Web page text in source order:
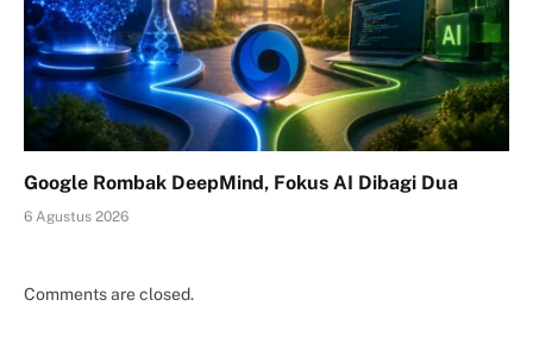
Google Rombak DeepMind, Fokus AI Dibagi Dua
6 Agustus 2026
Comments are closed.